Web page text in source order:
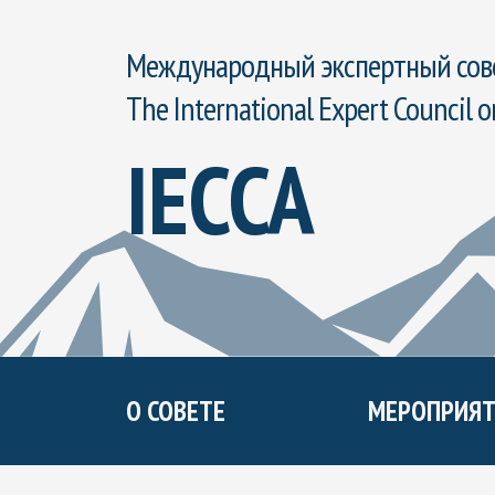
Международный экспертный
The International Expert Council
IECCA
О СОВЕТЕ